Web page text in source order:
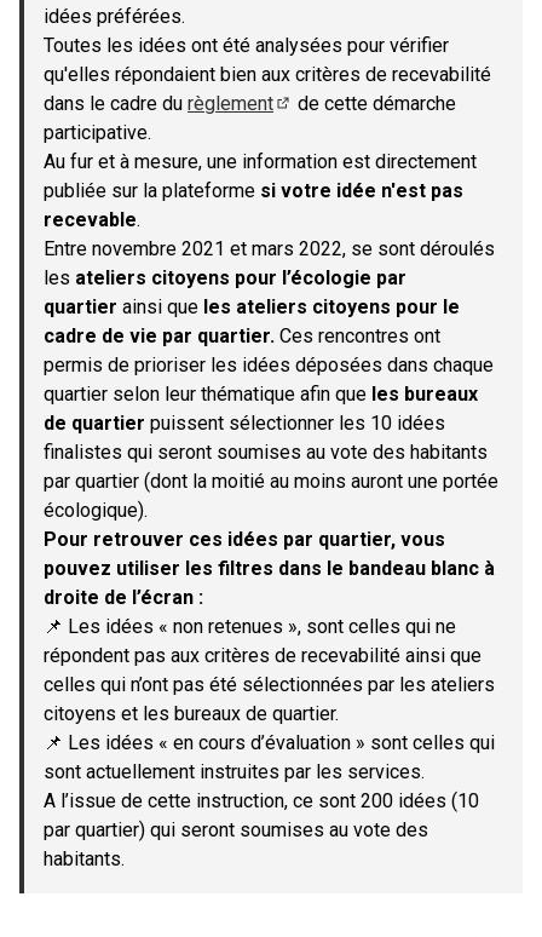
idées préférées.
Toutes les idées ont été analysées pour vérifier
qu'elles répondaient bien aux critères de recevabilité
dans le cadre du règlement
de cette démarche
participative.
Au fur et à mesure, une information est directement
publiée sur la plateforme si votre idée n'est pas
recevable.
Entre novembre 2021 et mars 2022, se sont déroulés
les ateliers citoyens pour l’écologie par
quartier ainsi que les ateliers citoyens pour le
cadre de vie par quartier. Ces rencontres ont
permis de prioriser les idées déposées dans chaque
quartier selon leur thématique afin que les bureaux
de quartier puissent sélectionner les 10 idées
finalistes qui seront soumises au vote des habitants
par quartier (dont la moitié au moins auront une portée
écologique).
Pour retrouver ces idées par quartier, vous
pouvez utiliser les filtres dans le bandeau blanc à
droite de l’écran :
📌 Les idées « non retenues », sont celles qui ne
répondent pas aux critères de recevabilité ainsi que
celles qui n’ont pas été sélectionnées par les ateliers
citoyens et les bureaux de quartier.
📌 Les idées « en cours d’évaluation » sont celles qui
sont actuellement instruites par les services.
A l’issue de cette instruction, ce sont 200 idées (10
par quartier) qui seront soumises au vote des
habitants.